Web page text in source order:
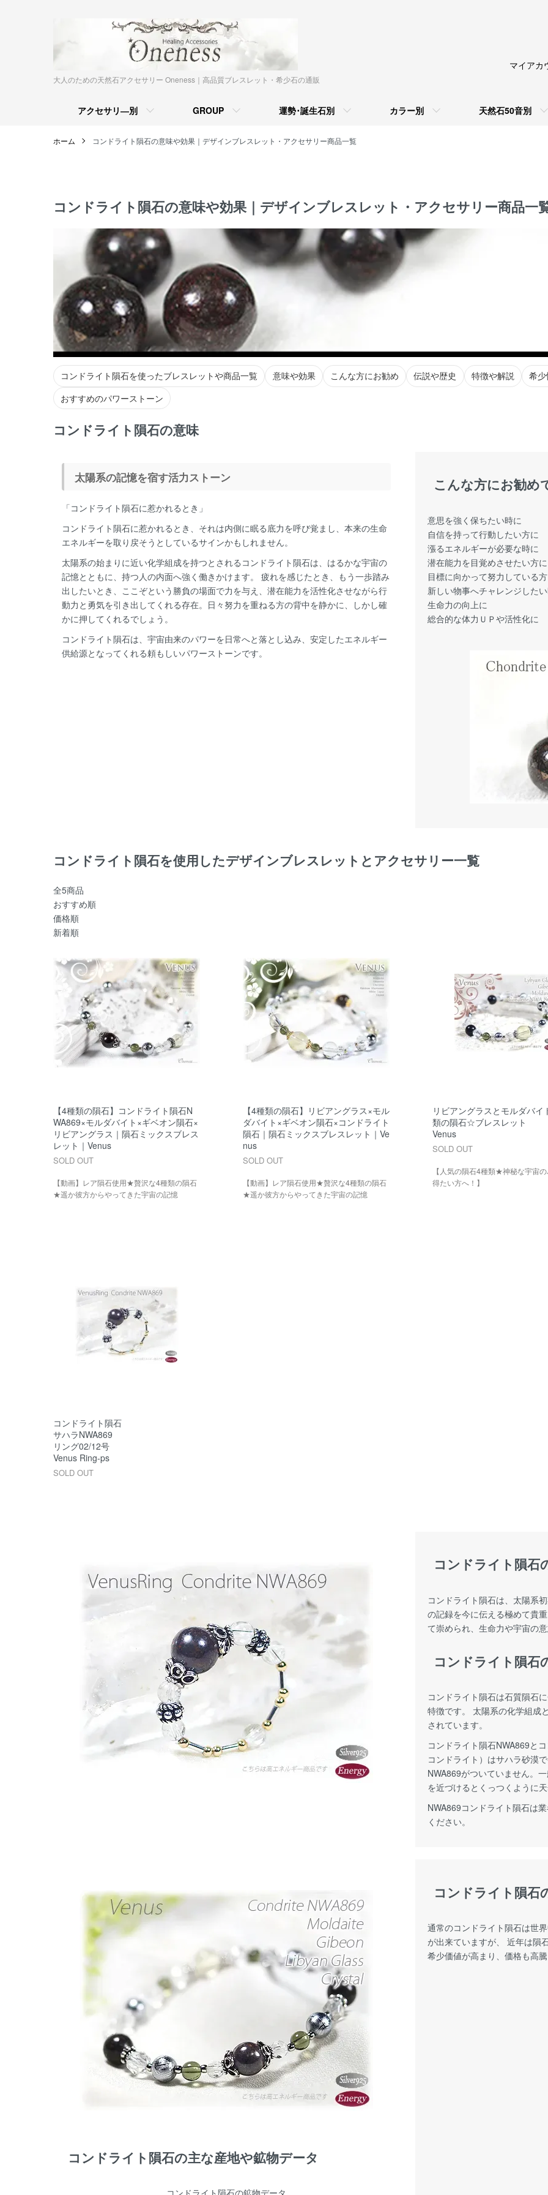
大人のための天然石アクセサリー Oneness｜高品質ブレスレット・希少石の通販
アクセサリ―別 GROUP 運勢･誕生石別 カラー別 天然石50音別
マイアカ
ホーム コンドライト隕石の意味や効果｜デザインブレスレット・アクセサリー商品一覧
コンドライト隕石の意味や効果｜デザインブレスレット・アクセサリー商品一
コンドライト隕石を使ったブレスレットや商品一覧 意味や効果 こんな方にお勧め 伝説や歴史 特徴や解説
希
おすすめのパワーストーン
コンドライト隕石の意味
太陽系の記憶を宿す活力ストーン
「コンドライト隕石に惹かれるとき」
コンドライト隕石に惹かれるとき、それは内側に眠る底力を呼び覚まし、本来の生命
エネルギーを取り戻そうとしているサインかもしれません。
太陽系の始まりに近い化学組成を持つとされるコンドライト隕石は、はるかな宇宙の
記憶とともに、持つ人の内面へ強く働きかけます。 疲れを感じたとき、もう一歩踏み
出したいとき、ここぞという勝負の場面で力を与え、潜在能力を活性化させながら行
動力と勇気を引き出してくれる存在。日々努力を重ねる方の背中を静かに、しかし確
かに押してくれるでしょう。
コンドライト隕石は、宇宙由来のパワーを日常へと落とし込み、安定したエネルギー
供給源となってくれる頼もしいパワーストーンです。
こんな方にお勧め
意思を強く保ちたい時に
自信を持って行動したい方に
漲るエネルギーが必要な時に
潜在能力を目覚めさせたい方に
目標に向かって努力している
新しい物事へチャレンジした
生命力の向上に
総合的な体力ＵＰや活性化に
コンドライト隕石を使用したデザインブレスレットとアクセサリー一覧
全5商品
おすすめ順
価格順
新着順
【4種類の隕石】コンドライト隕石N
WA869×モルダバイト×ギベオン隕石×
リビアングラス｜隕石ミックスブレス
レット｜Venus
SOLD OUT
【動画】レア隕石使用★贅沢な4種類の隕石
★遥か彼方からやってきた宇宙の記憶
【4種類の隕石】リビアングラス×モル
ダバイト×ギベオン隕石×コンドライト
隕石｜隕石ミックスブレスレット｜Ve
nus
SOLD OUT
【動画】レア隕石使用★贅沢な4種類の隕石
★遥か彼方からやってきた宇宙の記憶
リビアングラスとモルダバイ
類の隕石☆ブレスレット
Venus
SOLD OUT
【人気の隕石4種類★神秘な宇宙
得たい方へ！】
コンドライト隕石
サハラNWA869
リング02/12号
Venus Ring-ps
SOLD OUT
コンドライト隕石
コンドライト隕石は、太陽系
の記録を今に伝える極めて貴
て崇められ、生命力や宇宙の
コンドライト隕石
コンドライト隕石は石質隕石
特徴です。 太陽系の化学組成
されています。
コンドライト隕石NWA869と
コンドライト）はサハラ砂漠
NWA869がついていません。
を近づけるとくっつくように
NWA869コンドライト隕石は
ください。
コンドライト隕石の主な産地や鉱物データ
コンドライト隕石
通常のコンドライト隕石は世
が出来ていますが、 近年は隕
希少価値が高まり、価格も高